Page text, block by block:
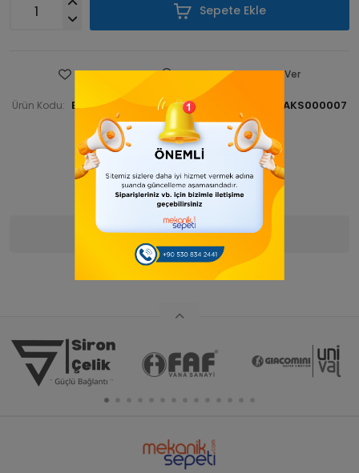
Sepete Ekle
Fiyatı Düşünce Haber Ver
Ürün Kodu: BUDKAZAKS 000007 BUDKAZAKS000007
İade Bilgisi:
FIRSAT
ÜRÜNÜ
Ürün Bilgisi Yorumlar(0)